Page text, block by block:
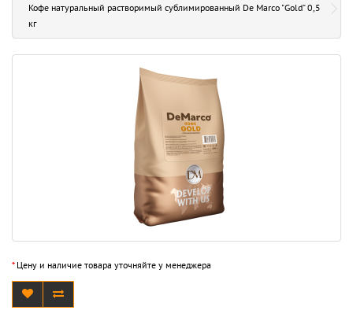
Кофе натуральный растворимый сублимированный De Marco "Gold" 0,5
кг
*Цену и наличие товара уточняйте у менеджера